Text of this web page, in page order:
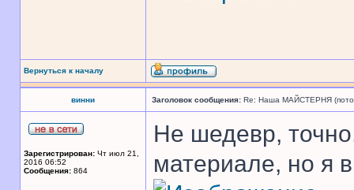
Вернуться к началу
винни Заголовок сообщения: Re: Наша МАЙСТЕРНЯ
Зарегистрирован: Чт июл 21,
2016 06:52
Сообщения: 864
Не шедевр,
материале, но я